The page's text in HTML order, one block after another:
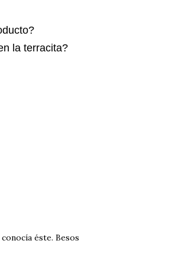
la terracita?
éste. Besos